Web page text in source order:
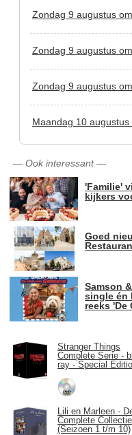
Zondag 9 augustus
Zondag 9 augustus
Zondag 9 augustus
Maandag 10
— Ook interessant—
'Familie'
kijkers
Goed
Samson
single én
reeks 'De
Stranger Things
Complete Serie -
ray - Special
Lili en Marleen -
Complete Collectie
(Seizoen 1 t/m 10)